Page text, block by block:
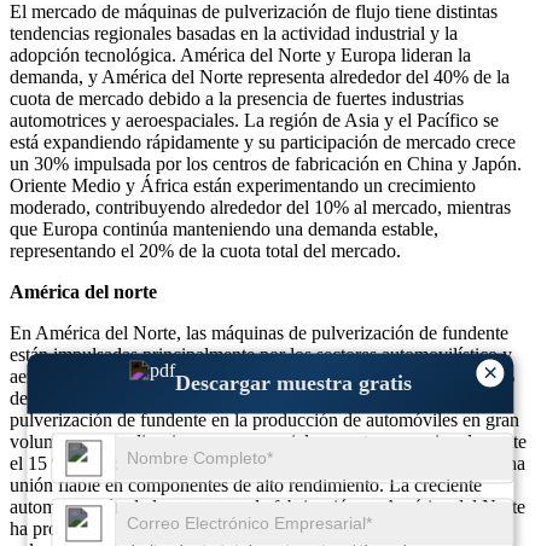
×
Descargar muestra gratis
El mercado de máquinas de pulverización de flujo tiene distintas
tendencias regionales basadas en la actividad industrial y la
adopción tecnológica. América del Norte y Europa lideran la
demanda, y América del Norte representa alrededor del 40% de la
cuota de mercado debido a la presencia de fuertes industrias
automotrices y aeroespaciales. La región de Asia y el Pacífico se
está expandiendo rápidamente y su participación de mercado crece
un 30% impulsada por los centros de fabricación en China y Japón.
Oriente Medio y África están experimentando un crecimiento
moderado, contribuyendo alrededor del 10% al mercado, mientras
que Europa continúa manteniendo una demanda estable,
representando el 20% de la cuota total del mercado.
América del norte
En América del Norte, las máquinas de pulverización de fundente
están impulsadas principalmente por los sectores automovilístico y
aeroespacial. La industria automotriz representa alrededor del 25%
del mercado, con una demanda significativa de soluciones de
pulverización de fundente en la producción de automóviles en gran
volumen. Las aplicaciones aeroespaciales aportan aproximadamente
el 15 % de la cuota de mercado, impulsadas por la necesidad de una
unión fiable en componentes de alto rendimiento. La creciente
automatización de los procesos de fabricación en América del Norte
ha provocado un aumento en la demanda de máquinas